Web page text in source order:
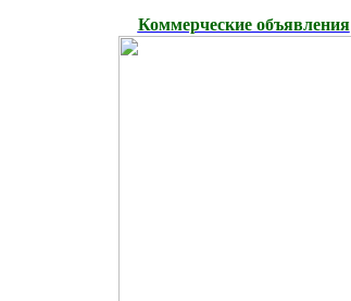
Коммерческие объявления